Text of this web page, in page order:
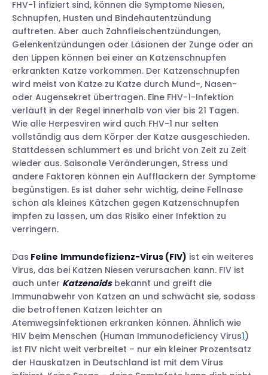
FHV-1 infiziert sind, können die Symptome Niesen,
Schnupfen, Husten und Bindehautentzündung
auftreten. Aber auch Zahnfleischentzündungen,
Gelenkentzündungen oder Läsionen der Zunge oder an
den Lippen können bei einer an Katzenschnupfen
erkrankten Katze vorkommen. Der Katzenschnupfen
wird meist von Katze zu Katze durch Mund-, Nasen-
oder Augensekret übertragen. Eine FHV-1-Infektion
verläuft in der Regel innerhalb von vier bis 21 Tagen.
Wie alle Herpesviren wird auch FHV-1 nur selten
vollständig aus dem Körper der Katze ausgeschieden.
Stattdessen schlummert es und bricht von Zeit zu Zeit
wieder aus. Saisonale Veränderungen, Stress und
andere Faktoren können ein Aufflackern der Symptome
begünstigen. Es ist daher sehr wichtig, deine Fellnase
schon als kleines Kätzchen gegen Katzenschnupfen
impfen zu lassen, um das Risiko einer Infektion zu
verringern.
Das Feline Immundefizienz-Virus (FIV) ist ein weiteres
Virus, das bei Katzen Niesen verursachen kann. FIV ist
auch unter Katzenaidsbekannt und greift die
Immunabwehr von Katzen an und schwächt sie, sodass
die betroffenen Katzen leichter an
Atemwegsinfektionen erkranken können. Ähnlich wie
HIV beim Menschen (Human Immunodeficiency Virus1)
ist FIV nicht weit verbreitet – nur ein kleiner Prozentsatz
der Hauskatzen in Deutschland ist mit dem Virus